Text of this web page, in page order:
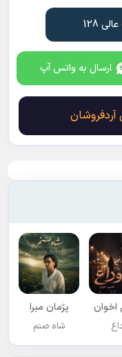
128
ارسال به واتس آپ
اخوان پژمان مبرا
شاه صنم